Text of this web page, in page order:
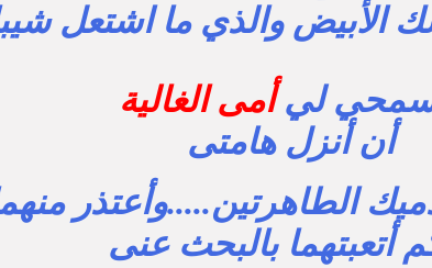
الأبيض والذي ما اشتعل
ليأمى الغالية
أن أنزل هامتى
الطاهرتين.....وأعتذر
أتعبتهما بالبحث عنى